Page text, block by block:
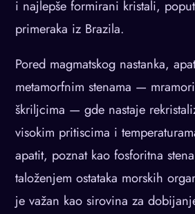
i najlepše formirani kristali,
primeraka iz Brazila.
Pored magmatskog nastanka,
metamorfnim stenama —
škriljcima — gde nastaje
visokim pritiscima i
apatit, poznat kao fosforitna
taloženjem ostataka morskih
je važan kao sirovina za